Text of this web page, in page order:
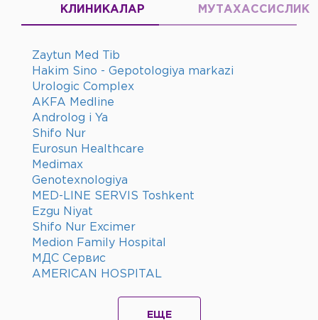
КЛИНИКАЛАР МУТАХАССИСЛИК
Zaytun Med Tib
Hakim Sino - Gepotologiya markazi
Urologic Complex
AKFA Medline
Androlog i Ya
Shifo Nur
Eurosun Healthcare
Medimax
Genotexnologiya
MED-LINE SERVIS Toshkent
Ezgu Niyat
Shifo Nur Excimer
Medion Family Hospital
МДС Сервис
AMERICAN HOSPITAL
ЕЩЕ